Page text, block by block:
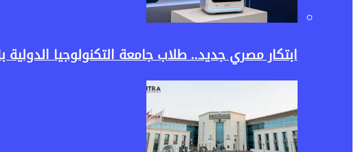
ابتكار مصري جديد.. طلاب جامعة التكنولوجيا